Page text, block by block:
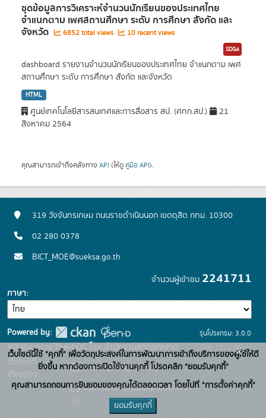
ชุดข้อมูลการวิเคราะห์จำนวนนักเรียนของประเทศไทย
จำแนกตาม เพศสถานศึกษา ระดับ การศึกษา สังกัด และ
จังหวัด 6852 total views 10 recent views
SDG4
dashboard รายงานจำนวนนักเรียนของประเทศไทย จำแนกตาม เพศ
สถานศึกษา ระดับ การศึกษา สังกัด และจังหวัด
HTML
ศูนย์เทคโนโลยีสารสนเทศและการสื่อสาร สป. (ศทก.สป.)
21
สิงหาคม 2564
คุณสามารถเข้าถึงคลังทาง API (ให้ดู คู่มือ API).
319 วังจันทรเกษม ถนนราชดำเนินนอก เขตดุสิต กทม. 10300
02 280 0378
BICT_MOE@sueksa.go.th
จำนวนผู้เข้าชม 2241711
ภาษา
Powered by:
สนับสนุนระบบ Thai-GDC โดย สำนักงานสถิติแห่งชาติ
เว็บไซต์ที่
เกี่ยวข้อง:
ระบบบัญชีข้อมูลภาครัฐ
บริการนามานุกรมบัญชีข้อมูลภาค
รุ่นโปรแกรม: 3.0.0
วันที่: 2025-06-
26
เว็บไซต์นี้ใช้ "คุกกี้" เพื่อวัตถุประสงค์ในการพัฒนาการเข้าถึงบริการของผู้ใช้ให้ดี
ยิ่งขึ้น หากต้องการเปิดใช้งานคุกกี้ โปรดคลิก "ยอมรับคุกกี้"
คุณสามารถถอนการยินยอมของคุณได้ตลอดเวลา โดยไปที่ "การตั้งค่าคุกกี้"
ยอมรับคุกกี้
x